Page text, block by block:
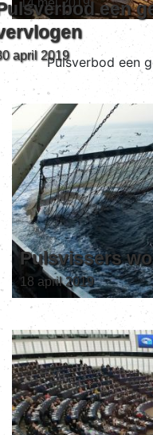
14 mei 2019
een
april 2019
Pulsvissers
18 april 2019